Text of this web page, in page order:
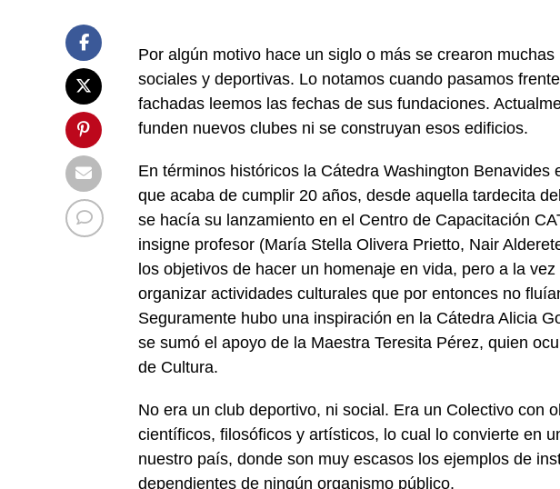
Por algún motivo hace un siglo o más se crearon
sociales y deportivas. Lo notamos cuando pasamos
fachadas leemos las fechas de sus fundaciones.
funden nuevos clubes ni se construyan esos edificios.
En términos históricos la Cátedra Washington Benavides
que acaba de cumplir 20 años, desde aquella tardecita
se hacía su lanzamiento en el Centro de Capacitación
insigne profesor (María Stella Olivera Prietto, Nair
los objetivos de hacer un homenaje en vida, pero a la
organizar actividades culturales que por entonces no
Seguramente hubo una inspiración en la Cátedra Alicia
se sumó el apoyo de la Maestra Teresita Pérez, quien
de Cultura.
No era un club deportivo, ni social. Era un Colectivo con
científicos, filosóficos y artísticos, lo cual lo convierte en
nuestro país, donde son muy escasos los ejemplos de
dependientes de ningún organismo público.